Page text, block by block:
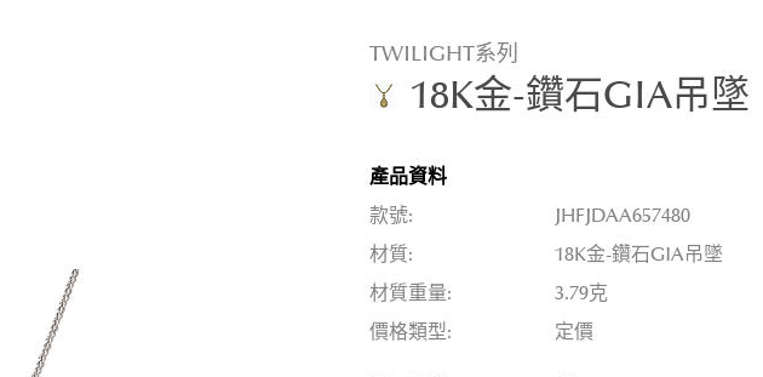
TWILIGHT系列
18K金-鑽石GIA吊墜
產品資料
款號:
JHFJDAA657480
材質:
18K金-鑽石GIA吊墜
材質重量:
3.79克
價格類型:
定價